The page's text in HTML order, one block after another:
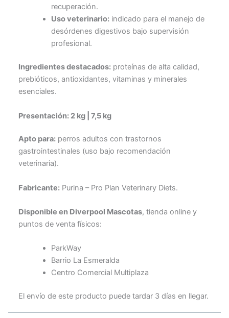
recuperación.
Uso veterinario:indicado para el manejo de
desórdenes digestivos bajo supervisión
profesional.
Ingredientes destacados: proteínas de alta calidad,
prebióticos, antioxidantes, vitaminas y minerales
esenciales.
Presentación: 2 kg | 7,5 kg
Apto para: perros adultos con trastornos
gastrointestinales (uso bajo recomendación
veterinaria).
Fabricante: Purina – Pro Plan Veterinary Diets.
Disponible en Diverpool Mascotas, tienda online y
puntos de venta físicos:
ParkWay
Barrio La Esmeralda
Centro Comercial Multiplaza
El envío de este producto puede tardar 3 días en llegar.